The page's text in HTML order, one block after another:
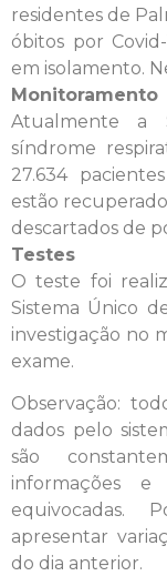
residentes de
óbitos por
em isolamento.
Monitoramento
Atualmente a
síndrome
27.634
estão
descartados de
Testes
O teste foi
Sistema Único
investigação no
exame.
Observação:
dados pelo
são
informações e
equivocadas.
apresentar
do dia anterior.